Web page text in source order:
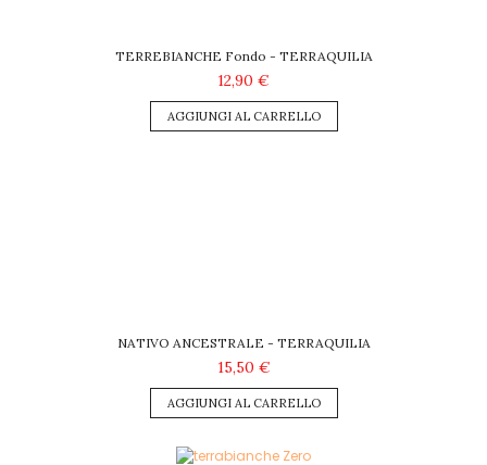
TERREBIANCHE Fondo - TERRAQUILIA
12,90 €
AGGIUNGI AL CARRELLO
NATIVO ANCESTRALE - TERRAQUILIA
15,50 €
AGGIUNGI AL CARRELLO